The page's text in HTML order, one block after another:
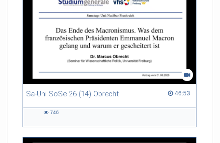
Sa-Uni SoSe 26 (14) Obrecht 46:53
46:53 duration
746